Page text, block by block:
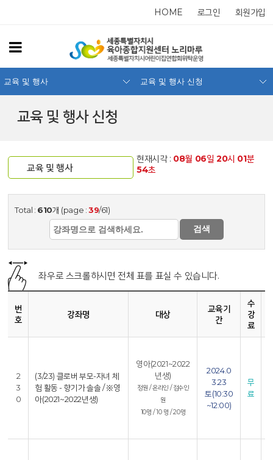
HOME 로그인 회원가입
교육 및 행사 신청
교육 및 행사 교육 및 행사 신청
교육 및 행사
현재시각 : 08월 06일 20시 01분
54초
Total : 610개 (page :39/61)
검색
좌우로 스크롤하시면 전체 표를 표실 수 있습니다.
번
호
강좌명 대상
교육기
간
수
강
료
2
3
0
(3/23) 클로버 부모-자녀 체
험 활동 - 향기가 솔솔 / ※영
아(2021~2022년생)
영아(2021~2022
년생)
정원 / 온라인 / 접수인
원
10명 / 10 명 / 20명
2024.0
3.23
토(10:30
~12:00)
무
료